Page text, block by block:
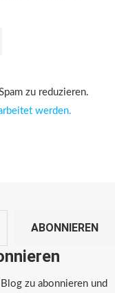
zu reduzieren.
werden.
ABONNIEREN
zu abonnieren und